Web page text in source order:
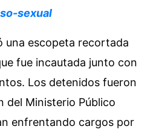
sexual
una escopeta recortada
fue incautada junto con
Los detenidos fueron
del Ministerio Público
enfrentando cargos por